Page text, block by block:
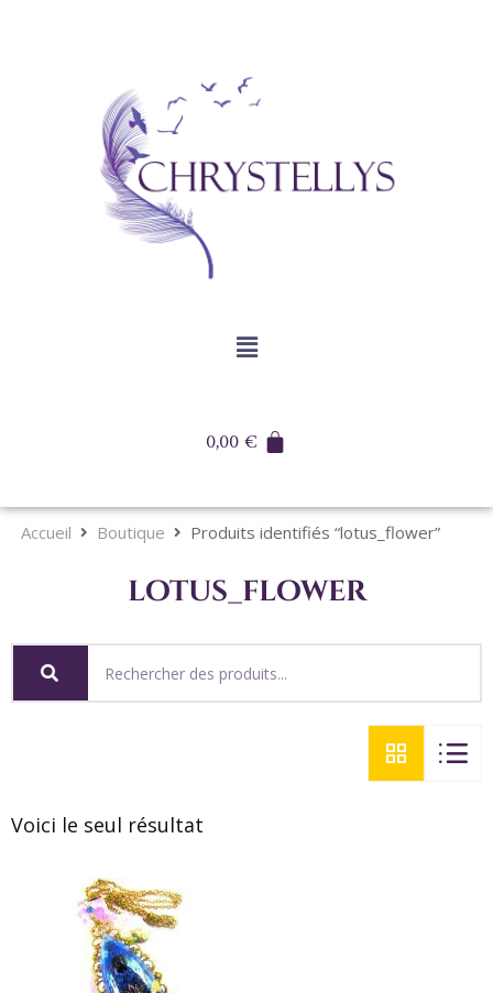
0,00€
Accueil Boutique Produits identifiés “lotus_flower”
lotus_flower
Voici le seul résultat